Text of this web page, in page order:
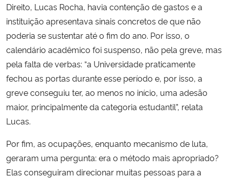
Direito, Lucas Rocha, havia contenção de gastos e a
instituição apresentava sinais concretos de que não
poderia se sustentar até o fim do ano. Por isso, o
calendário acadêmico foi suspenso, não pela greve, mas
pela falta de verbas: “a Universidade praticamente
fechou as portas durante esse período e, por isso, a
greve conseguiu ter, ao menos no início, uma adesão
maior, principalmente da categoria estudantil”, relata
Lucas.
Por fim, as ocupações, enquanto mecanismo de luta,
geraram uma pergunta: era o método mais apropriado?
Elas conseguiram direcionar muitas pessoas para a